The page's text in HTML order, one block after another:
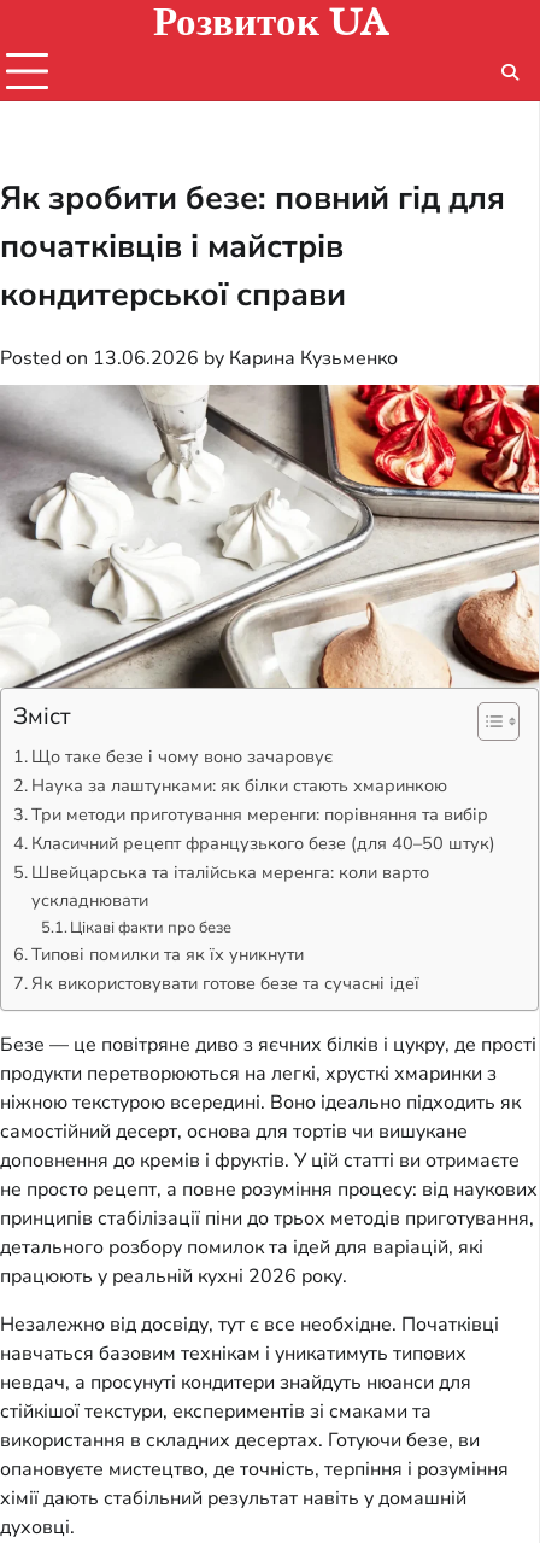
content
Розвиток UA
Як зробити безе: повний гід для
початківців і майстрів
кондитерської справи
Posted on 13.06.2026 by Карина Кузьменко
Зміст
Що таке безе і чому воно зачаровує
Наука за лаштунками: як білки стають хмаринкою
Три методи приготування меренги: порівняння та вибір
Класичний рецепт французького безе (для 40–50 штук)
Швейцарська та італійська меренга: коли варто
ускладнювати
Цікаві факти про безе
Типові помилки та як їх уникнути
Як використовувати готове безе та сучасні ідеї
Безе — це повітряне диво з яєчних білків і цукру, де прості
продукти перетворюються на легкі, хрусткі хмаринки з
ніжною текстурою всередині. Воно ідеально підходить як
самостійний десерт, основа для тортів чи вишукане
доповнення до кремів і фруктів. У цій статті ви отримаєте
не просто рецепт, а повне розуміння процесу: від наукових
принципів стабілізації піни до трьох методів приготування,
детального розбору помилок та ідей для варіацій, які
працюють у реальній кухні 2026 року.
Незалежно від досвіду, тут є все необхідне. Початківці
навчаться базовим технікам і уникатимуть типових
невдач, а просунуті кондитери знайдуть нюанси для
стійкішої текстури, експериментів зі смаками та
використання в складних десертах. Готуючи безе, ви
опановуєте мистецтво, де точність, терпіння і розуміння
хімії дають стабільний результат навіть у домашній
духовці.